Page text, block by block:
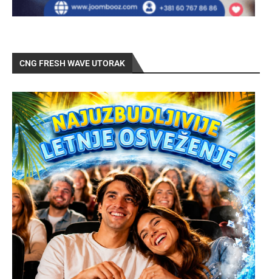
CNG FRESH WAVE UTORAK